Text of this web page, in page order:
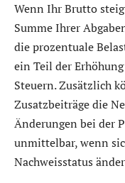
Wenn Ihr Brutto
Summe Ihrer
die prozentuale
ein Teil der
Steuern. Zusätzlich
Zusatzbeiträge die
Änderungen bei der
unmittelbar, wenn
Nachweisstatus